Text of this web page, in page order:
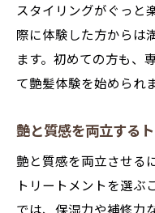
スタイリングがぐっと
際に体験した方からは
ます。初めての方も、
て艶髪体験を始められま
艶と質感を両立する
艶と質感を両立させる
トリートメントを選ぶ